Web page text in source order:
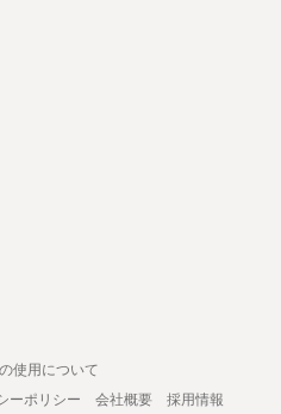
使用について
ーポリシー 会社概要
採用情報